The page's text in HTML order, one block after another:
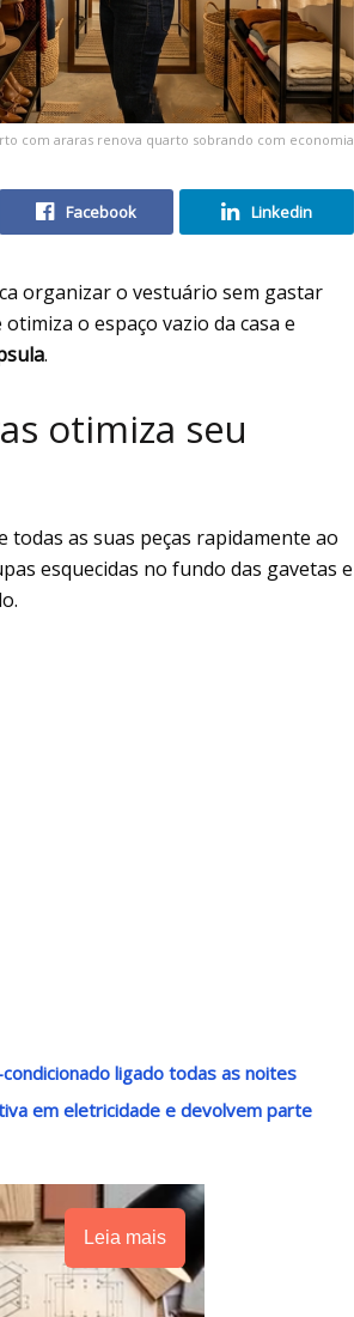
com araras renova quarto sobrando com economia
Facebook Linkedin
organizar o vestuário sem gastar
o espaço vazio da casa e
.
otimiza seu
as suas peças rapidamente ao
esquecidas no fundo das gavetas e
ligado todas as noites
em eletricidade e devolvem parte
Leia mais